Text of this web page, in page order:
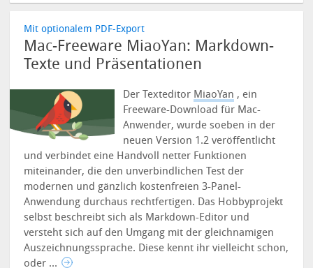
Mit optionalem PDF-Export
Mac-Freeware MiaoYan: Markdown-
Texte und Präsentationen
Der Texteditor MiaoYan , ein
Freeware-Download für Mac-
Anwender, wurde soeben in der
neuen Version 1.2 veröffentlicht
und verbindet eine Handvoll netter Funktionen
miteinander, die den unverbindlichen Test der
modernen und gänzlich kostenfreien 3-Panel-
Anwendung durchaus rechtfertigen. Das Hobbyprojekt
selbst beschreibt sich als Markdown-Editor und
versteht sich auf den Umgang mit der gleichnamigen
Auszeichnungssprache. Diese kennt ihr vielleicht schon,
oder ...